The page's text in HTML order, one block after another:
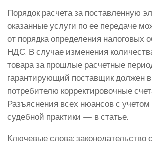
Порядок расчета за поставленную
оказанные услуги по ее передаче
от порядка определения налоговых
НДС. В случае изменения
товара за прошлые расчетные
гарантирующий поставщик должен
потребителю корректировочные
Разъяснения всех нюансов с
судебной практики — в статье.
Ключевые слова: законодательство